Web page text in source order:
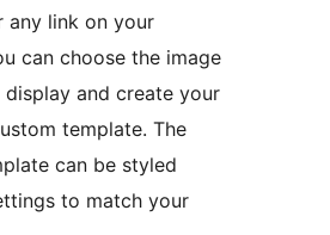
any link on your
can choose the image
and create your
template. The
can be styled
to match your